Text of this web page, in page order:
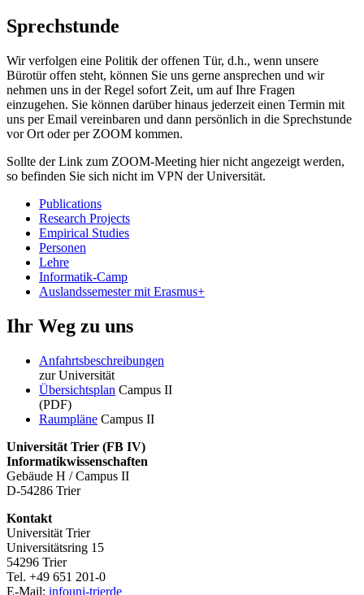
Sprechstunde
Wir verfolgen eine Politik der offenen Tür, d.h., wenn unsere
Bürotür offen steht, können Sie uns gerne ansprechen und wir
nehmen uns in der Regel sofort Zeit, um auf Ihre Fragen
einzugehen. Sie können darüber hinaus jederzeit einen Termin mit
uns per Email vereinbaren und dann persönlich in die Sprechstunde
vor Ort oder per ZOOM kommen.
Sollte der Link zum ZOOM-Meeting hier nicht angezeigt werden,
so befinden Sie sich nicht im VPN der Universität.
Publications
Research Projects
Empirical Studies
Personen
Lehre
Informatik-Camp
Auslandssemester mit Erasmus+
Ihr Weg zu uns
Anfahrtsbeschreibungen
zur Universität
Übersichtsplan Campus II
(PDF)
Raumpläne Campus II
Universität Trier (FB IV)
Informatikwissenschaften
Gebäude H / Campus II
D-54286 Trier
Kontakt
Universität Trier
Universitätsring 15
54296 Trier
Tel. +49 651 201-0
E-Mail: infouni-trierde